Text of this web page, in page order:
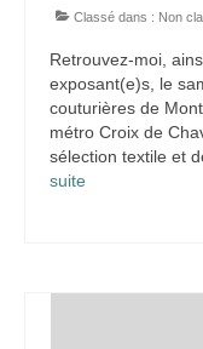
Classé dans : Non
Retrouvez-moi,
exposant(e)s, le
couturières de
métro Croix de
sélection textile et
suite­­